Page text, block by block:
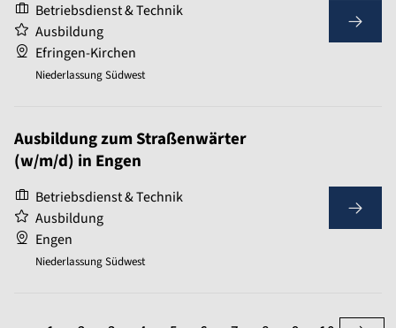
Betriebsdienst & Technik
Ausbildung
Efringen-Kirchen
Niederlassung Südwest
Ausbildung zum Straßenwärter
(w/m/d) in Engen
Betriebsdienst & Technik
Ausbildung
Engen
Niederlassung Südwest